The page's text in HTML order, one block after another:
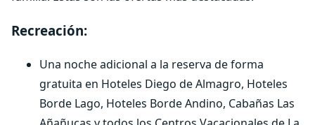
Recreación:
Una noche adicional a la reserva de forma
gratuita en Hoteles Diego de Almagro, Hoteles
Borde Lago, Hoteles Borde Andino, Cabañas Las